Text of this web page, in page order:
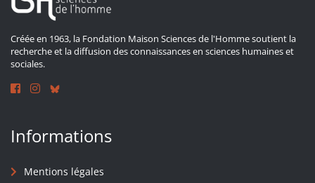
Créée en 1963, la Fondation Maison Sciences de l'Homme soutient la
recherche et la diffusion des connaissances en sciences humaines et
sociales.
Informations
Mentions légales